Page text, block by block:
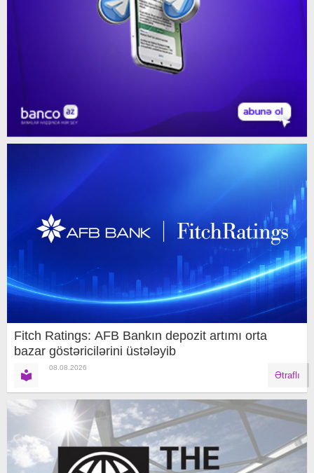
Fitch Ratings: AFB Bankın depozit artımı orta
bazar göstəricilərini üstələyib
08.08.2026
Ətraflı